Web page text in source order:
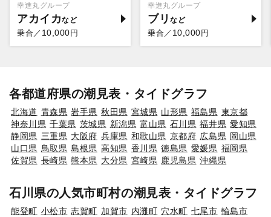
幸進丸グループ
アカイカ
乗合／ 10,000円
幸進丸グループ
ブリ
乗合／ 10,000円
各都道府県の潮見表・タイドグラフ
北海道 青森県 岩手県 秋田県 宮城県 山形県 福島県 東京都
神奈川県 千葉県 茨城県 新潟県 富山県 石川県 福井県 愛知県
静岡県 三重県 大阪府 兵庫県 和歌山県 京都府 広島県 岡山県
山口県 鳥取県 島根県 高知県 香川県 徳島県 愛媛県 福岡県
佐賀県 長崎県 熊本県 大分県 宮崎県 鹿児島県 沖縄県
石川県の人気市町村の潮見表・タイドグラフ
能登町 小松市 志賀町 加賀市 内灘町 穴水町 七尾市 輪島市